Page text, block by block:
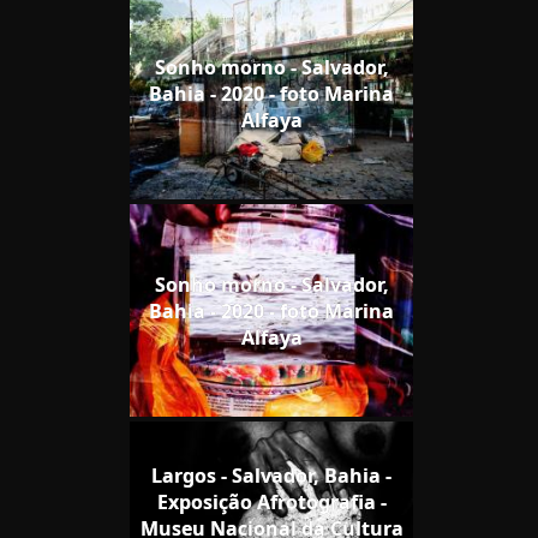
Sonho morno - Salvador,
Bahia - 2020 - foto Marina
Alfaya
Sonho morno - Salvador,
Bahia - 2020 - foto Marina
Alfaya
Largos - Salvador, Bahia -
Exposição Afrotografia -
Museu Nacional da Cultura